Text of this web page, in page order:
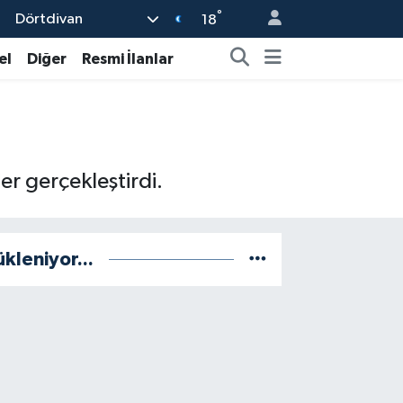
Dörtdivan 18°
Diğer Resmi İlanlar
gerçekleştirdi.